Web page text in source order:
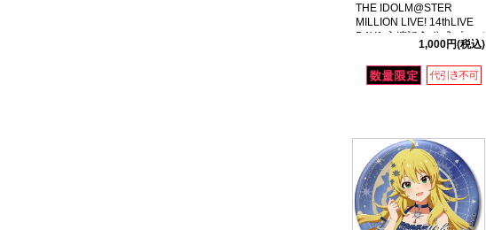
THE IDOLM@STER
MILLION LIVE! 14thLIVE
DAY1 主演記念 公式プロデ
ュースバッジ 【エミリー ス
チュアート】
1,000円(税込)